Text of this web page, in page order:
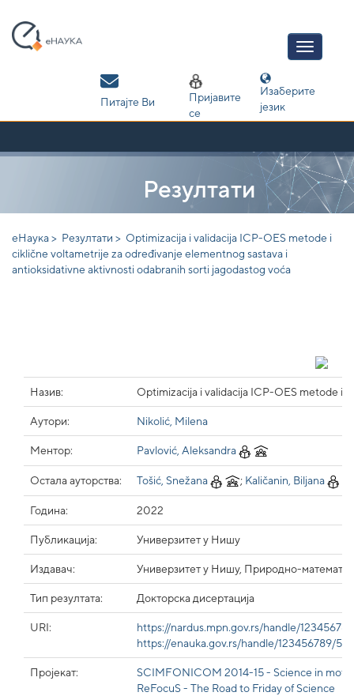
navigation
Питајте Ви
Пријавите
се
Изаберите
језик
Резултати
еНаука > Резултати > Optimizacija i validacija ICP-OES metode i
ciklične voltametrije za određivanje elementnog sastava i
antioksidativne aktivnosti odabranih sorti jagodastog voća
Назив: Optimizacija i validacija ICP-OES metode i
Аутори: Nikolić, Milena
Ментор: Pavlović, Aleksandra
Остала ауторства: Tošić, Snežana ; Kaličanin, Biljana
Година: 2022
Публикација: Универзитет у Нишу
Издавач: Универзитет у Нишу, Природно-
Тип резултата: Докторска дисертација
URI:
https://nardus.mpn.gov.rs/handle/
https://enauka.gov.rs/handle/123456789/
Пројекат:
SCIMFONICOM 2014-15 - Science in
ReFocuS - The Road to Friday of Science